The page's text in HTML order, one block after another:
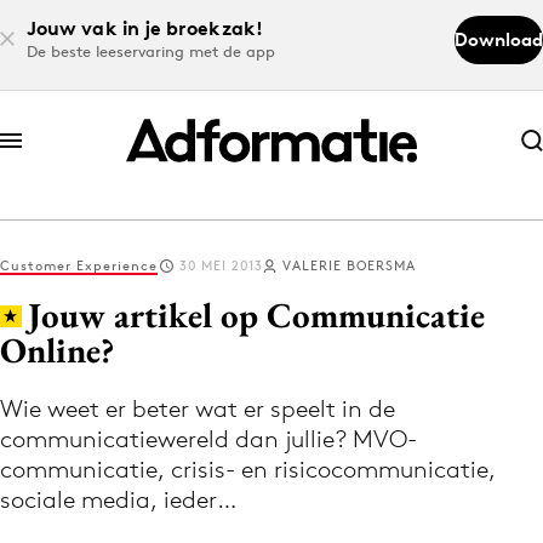
Jouw vak in je broekzak!
De beste leeservaring met de app
Download
Abonneer nu
Abonneer nu
Log in
Volg het laatste nieuws via de Adformatie
Nieuws app
Customer Experience 30 MEI 2013 VALERIE BOERSMA
Jouw artikel op Communicatie
Online?
Wie weet er beter wat er speelt in de
communicatiewereld dan jullie? MVO-
communicatie, crisis- en risicocommunicatie,
sociale media, ieder…